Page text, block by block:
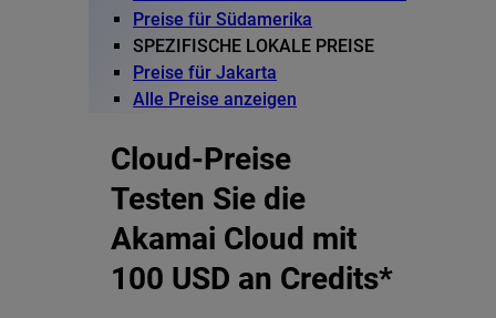
Preise für Südamerika
SPEZIFISCHE LOKALE PREISE
Preise für Jakarta
Alle Preise anzeigen
Cloud-Preise
Testen Sie die
Akamai Cloud mit
100 USD an Credits*